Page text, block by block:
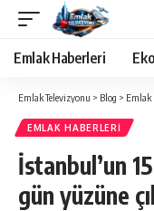
Emlak Haberleri
Emlak Televizyonu > Blog > Emlak
EMLAK HABERLERI
İstanbul’un
gün yüzüne